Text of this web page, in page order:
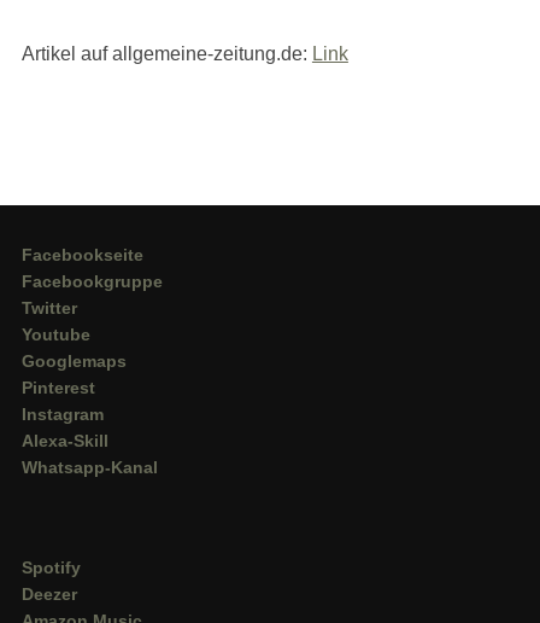
Artikel auf allgemeine-zeitung.de: Link
Facebookseite
Facebookgruppe
Twitter
Youtube
Googlemaps
Pinterest
Instagram
Alexa-Skill
Whatsapp-Kanal
Spotify
Deezer